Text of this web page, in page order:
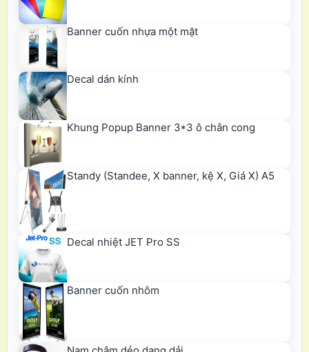
Banner cuốn nhựa một mặt
Decal dán kính
Khung Popup Banner 3*3 ô chân cong
Standy (Standee, X banner, kệ X, Giá X) A5
Decal nhiệt JET Pro SS
Banner cuốn nhôm